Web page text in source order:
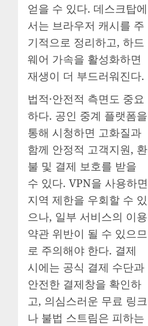
얻을 수 있다. 데스크탑에
서는 브라우저 캐시를 주
기적으로 정리하고, 하드
웨어 가속을 활성화하면
재생이 더 부드러워진다.
법적·안전적 측면도 중요
하다. 공인 중계 플랫폼을
통해 시청하면 고화질과
함께 안정적 고객지원, 환
불 및 결제 보호를 받을
수 있다. VPN을 사용하면
지역 제한을 우회할 수 있
으나, 일부 서비스의 이용
약관 위반이 될 수 있으므
로 주의해야 한다. 결제
시에는 공식 결제 수단과
안전한 결제창을 확인하
고, 의심스러운 무료 링크
나 불법 스트림은 피하는